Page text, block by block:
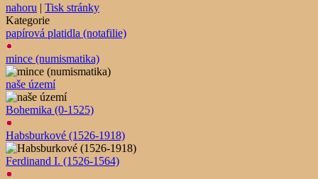
nahoru | Tisk stránky
Kategorie
papírová platidla (notafilie)
mince (numismatika)
naše území
Bohemika (0-1525)
Habsburkové (1526-1918)
Ferdinand I. (1526-1564)